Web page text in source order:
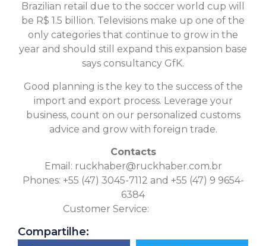
Brazilian retail due to the soccer world cup will
be R$ 1.5 billion. Televisions make up one of the
only categories that continue to grow in the
year and should still expand this expansion base
says consultancy GfK.
Good planning is the key to the success of the
import and export process. Leverage your
business, count on our personalized customs
advice and grow with foreign trade.
Contacts
Email: ruckhaber@ruckhaber.com.br
Phones: +55 (47) 3045-7112 and +55 (47) 9 9654-
6384
Customer Service:
Compartilhe: